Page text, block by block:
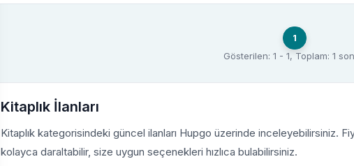
1
Gösterilen: 1 - 1, Toplam: 1
Kitaplık İlanları
Kitaplık kategorisindeki güncel ilanları Hupgo üzerinde inceleyebilirsiniz.
kolayca daraltabilir, size uygun seçenekleri hızlıca bulabilirsiniz.